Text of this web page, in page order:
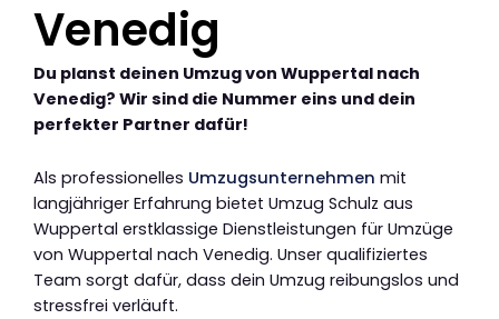
Venedig
Du planst deinen Umzug von Wuppertal nach
Venedig? Wir sind die Nummer eins und dein
perfekter Partner dafür!
Als professionelles Umzugsunternehmen mit
langjähriger Erfahrung bietet Umzug Schulz aus
Wuppertal erstklassige Dienstleistungen für Umzüge
von Wuppertal nach Venedig. Unser qualifiziertes
Team sorgt dafür, dass dein Umzug reibungslos und
stressfrei verläuft.